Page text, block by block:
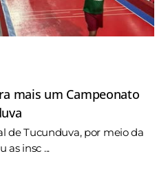
mais um Campeonato
de Tucunduva, por meio da
as insc ...